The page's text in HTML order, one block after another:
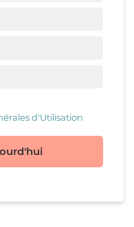
d'Utilisation